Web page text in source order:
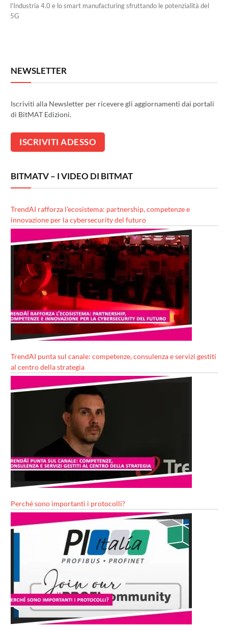
l’Industria 4.0 e lo smart manufacturing sfruttando le potenzialità del
5G
NEWSLETTER
Iscriviti alla Newsletter per ricevere gli aggiornamenti dai portali
di BitMAT Edizioni.
BITMATV – I VIDEO DI BITMAT
TrendAI rafforza l’ecosistema: partnership, competenze e
innovazione per la cybersecurity del futuro
TrendAI punta sul canale: competenze, consulenza e servizi gestiti
al centro della strategia
Perché sono importanti i protocolli?